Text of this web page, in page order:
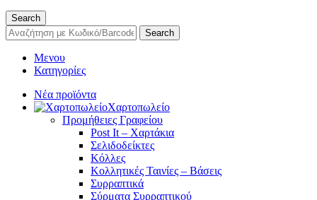
Search
Search
Μενου
Κατηγορίες
Νέα προϊόντα
Χαρτοπωλείο
Προμήθειες Γραφείου
Post It – Χαρτάκια
Σελιδοδείκτες
Κόλλες
Κολλητικές Ταινίες – Βάσεις
Συρραπτικά
Σύρματα Συρραπτικού